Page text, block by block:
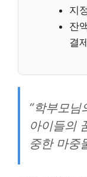
지
잔
결
“학부모님
아이들의
중한 마중